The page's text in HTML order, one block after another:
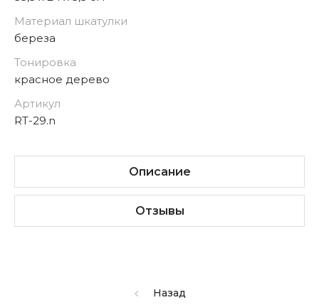
Материал шкатулки
береза
Тонировка
красное дерево
Артикул
RT-29.n
Описание
Отзывы
Назад